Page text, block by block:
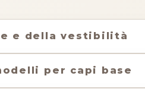
e della vestibilità
per capi base